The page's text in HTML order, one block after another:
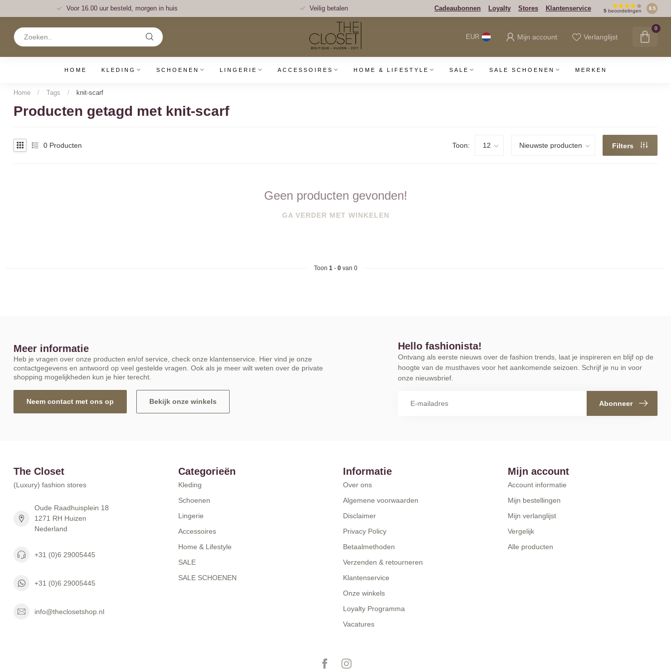
Voor 16.00 uur besteld, morgen in huis Veilig betalen Cadeaubonnen Loyalty Stores Klantenservice 5 beoordelingen 8.5
EUR Mijn account Verlanglijst
0
HOME KLEDING SCHOENEN LINGERIE ACCESSOIRES HOME & LIFESTYLE SALE SALE SCHOENEN MERKEN
Home / Tags / knit-scarf
Producten getagd met knit-scarf
0 Producten Toon: Filters
Geen producten gevonden!
GA VERDER MET WINKELEN
Toon 1- 0van 0
Meer informatie
Heb je vragen over onze producten en/of service, check onze klantenservice. Hier vind je onze
contactgegevens en antwoord op veel gestelde vragen. Ook als je meer wilt weten over de private
shopping mogelijkheden kun je hier terecht.
Neem contact met ons op Bekijk onze winkels
Hello fashionista!
Ontvang als eerste nieuws over de fashion trends, laat je inspireren en blijf op de
hoogte van de musthaves voor het aankomende seizoen. Schrijf je nu in voor
onze nieuwsbrief.
Abonneer
The Closet
(Luxury) fashion stores
Oude Raadhuisplein 18
1271 RH Huizen
Nederland
+31 (0)6 29005445
+31 (0)6 29005445
info@theclosetshop.nl
Categorieën
Kleding
Schoenen
Lingerie
Accessoires
Home & Lifestyle
SALE
SALE SCHOENEN
Informatie
Over ons
Algemene voorwaarden
Disclaimer
Privacy Policy
Betaalmethoden
Verzenden & retourneren
Klantenservice
Onze winkels
Loyalty Programma
Vacatures
Mijn account
Account informatie
Mijn bestellingen
Mijn verlanglijst
Vergelijk
Alle producten